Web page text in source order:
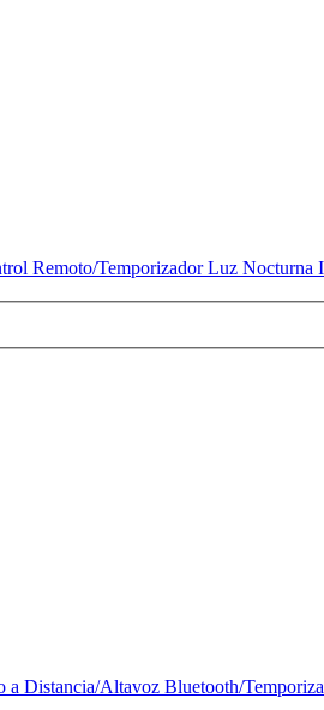
Remoto/Temporizador Luz
Altavoz Bluetooth/